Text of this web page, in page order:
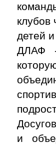
клубов
детей
ДЛАФ -
и